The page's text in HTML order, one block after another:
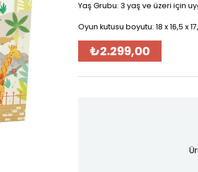
Yaş Grubu: 3 yaş ve üzeri için
Oyun kutusu boyutu: 18 x 16,5 x
₺2.299,00